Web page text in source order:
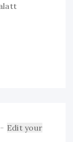
Edit your